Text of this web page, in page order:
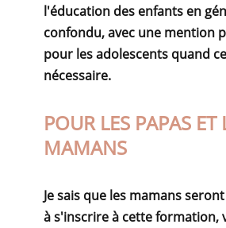
l'éducation des enfants en
confondu, avec une mention
pour les adolescents quand
nécessaire.
POUR LES PAPAS ET
MAMANS
Je sais que les mamans
à s'inscrire à cette formation,